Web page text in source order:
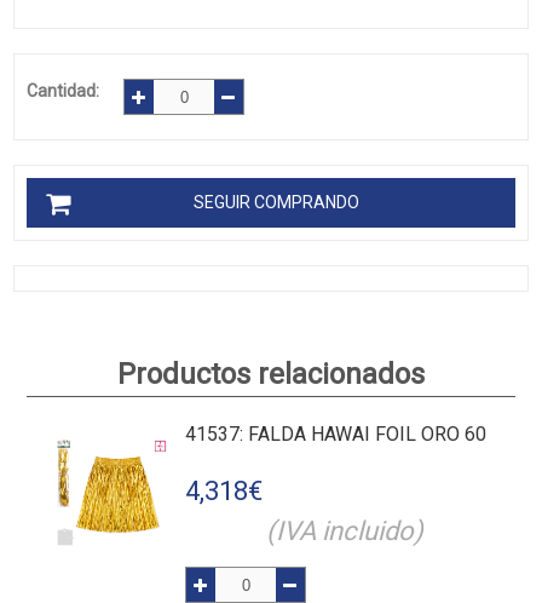
Cantidad:
SEGUIR COMPRANDO
Productos relacionados
41537: FALDA HAWAI FOIL ORO 60
4,318€
(IVA incluido)